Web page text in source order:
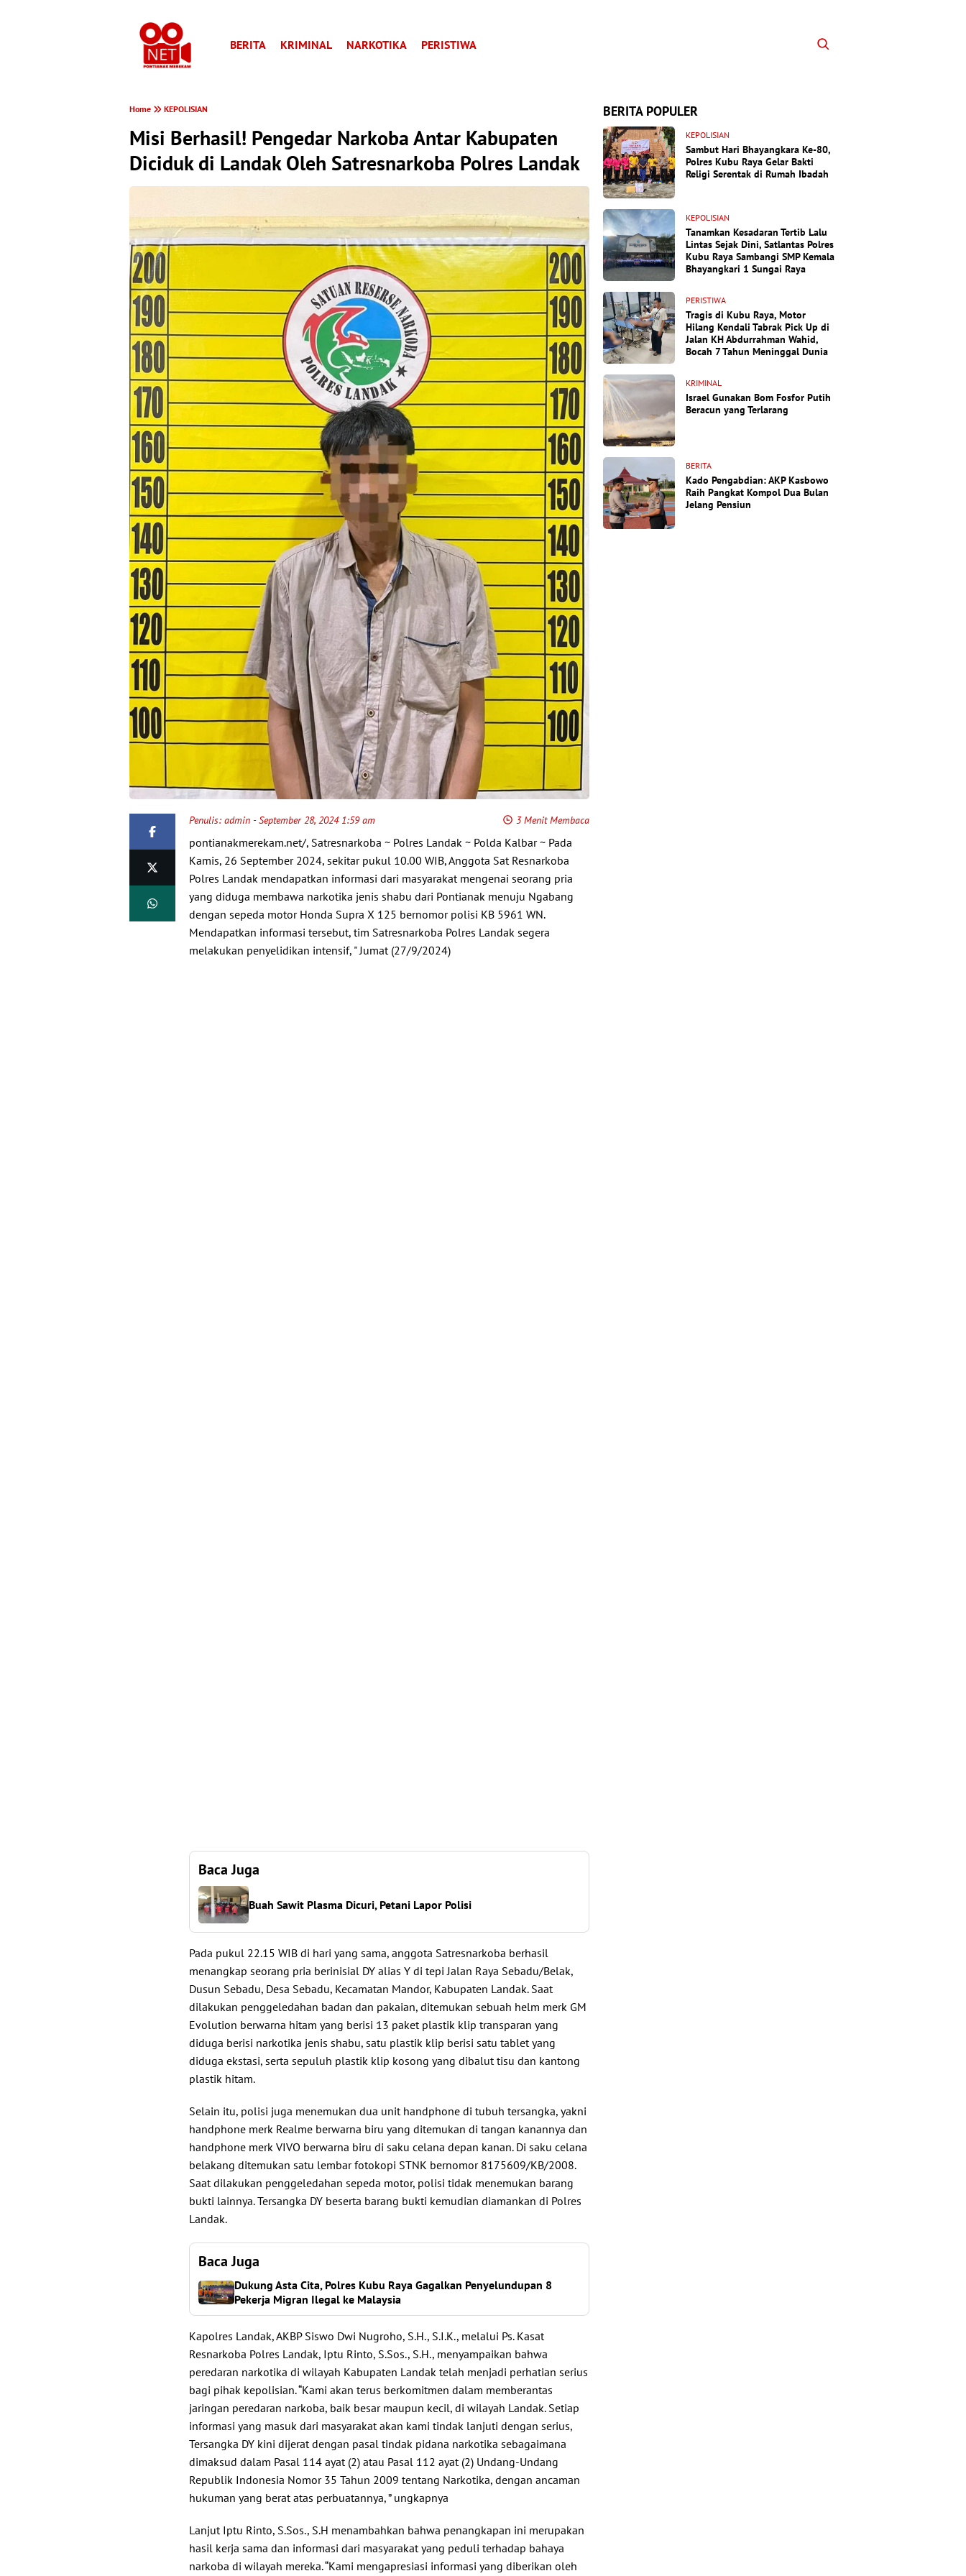
BERITA KRIMINAL NARKOTIKA PERISTIWA
Home KEPOLISIAN
Misi Berhasil! Pengedar Narkoba Antar Kabupaten
Diciduk di Landak Oleh Satresnarkoba Polres Landak
Penulis:admin - September 28, 2024 1:59 am 3 Menit Membaca
pontianakmerekam.net/, Satresnarkoba ~ Polres Landak ~ Polda Kalbar ~ Pada
Kamis, 26 September 2024, sekitar pukul 10.00 WIB, Anggota Sat Resnarkoba
Polres Landak mendapatkan informasi dari masyarakat mengenai seorang pria
yang diduga membawa narkotika jenis shabu dari Pontianak menuju Ngabang
dengan sepeda motor Honda Supra X 125 bernomor polisi KB 5961 WN.
Mendapatkan informasi tersebut, tim Satresnarkoba Polres Landak segera
melakukan penyelidikan intensif, " Jumat (27/9/2024)
Baca Juga
Buah Sawit Plasma Dicuri, Petani Lapor Polisi
Pada pukul 22.15 WIB di hari yang sama, anggota Satresnarkoba berhasil
menangkap seorang pria berinisial DY alias Y di tepi Jalan Raya Sebadu/Belak,
Dusun Sebadu, Desa Sebadu, Kecamatan Mandor, Kabupaten Landak. Saat
dilakukan penggeledahan badan dan pakaian, ditemukan sebuah helm merk GM
Evolution berwarna hitam yang berisi 13 paket plastik klip transparan yang
diduga berisi narkotika jenis shabu, satu plastik klip berisi satu tablet yang
diduga ekstasi, serta sepuluh plastik klip kosong yang dibalut tisu dan kantong
plastik hitam.
Selain itu, polisi juga menemukan dua unit handphone di tubuh tersangka, yakni
handphone merk Realme berwarna biru yang ditemukan di tangan kanannya dan
handphone merk VIVO berwarna biru di saku celana depan kanan. Di saku celana
belakang ditemukan satu lembar fotokopi STNK bernomor 8175609/KB/2008.
Saat dilakukan penggeledahan sepeda motor, polisi tidak menemukan barang
bukti lainnya. Tersangka DY beserta barang bukti kemudian diamankan di Polres
Landak.
Baca Juga
Dukung Asta Cita, Polres Kubu Raya Gagalkan Penyelundupan 8
Pekerja Migran Ilegal ke Malaysia
Kapolres Landak, AKBP Siswo Dwi Nugroho, S.H., S.I.K., melalui Ps. Kasat
Resnarkoba Polres Landak, Iptu Rinto, S.Sos., S.H., menyampaikan bahwa
peredaran narkotika di wilayah Kabupaten Landak telah menjadi perhatian serius
bagi pihak kepolisian. “Kami akan terus berkomitmen dalam memberantas
jaringan peredaran narkoba, baik besar maupun kecil, di wilayah Landak. Setiap
informasi yang masuk dari masyarakat akan kami tindak lanjuti dengan serius,
Tersangka DY kini dijerat dengan pasal tindak pidana narkotika sebagaimana
dimaksud dalam Pasal 114 ayat (2) atau Pasal 112 ayat (2) Undang-Undang
Republik Indonesia Nomor 35 Tahun 2009 tentang Narkotika, dengan ancaman
hukuman yang berat atas perbuatannya, ” ungkapnya
Lanjut Iptu Rinto, S.Sos., S.H menambahkan bahwa penangkapan ini merupakan
hasil kerja sama dan informasi dari masyarakat yang peduli terhadap bahaya
narkoba di wilayah mereka. “Kami mengapresiasi informasi yang diberikan oleh
BERITA POPULER
KEPOLISIAN
Sambut Hari Bhayangkara Ke-80,
Polres Kubu Raya Gelar Bakti
Religi Serentak di Rumah Ibadah
KEPOLISIAN
Tanamkan Kesadaran Tertib Lalu
Lintas Sejak Dini, Satlantas Polres
Kubu Raya Sambangi SMP Kemala
Bhayangkari 1 Sungai Raya
PERISTIWA
Tragis di Kubu Raya, Motor
Hilang Kendali Tabrak Pick Up di
Jalan KH Abdurrahman Wahid,
Bocah 7 Tahun Meninggal Dunia
KRIMINAL
Israel Gunakan Bom Fosfor Putih
Beracun yang Terlarang
BERITA
Kado Pengabdian: AKP Kasbowo
Raih Pangkat Kompol Dua Bulan
Jelang Pensiun